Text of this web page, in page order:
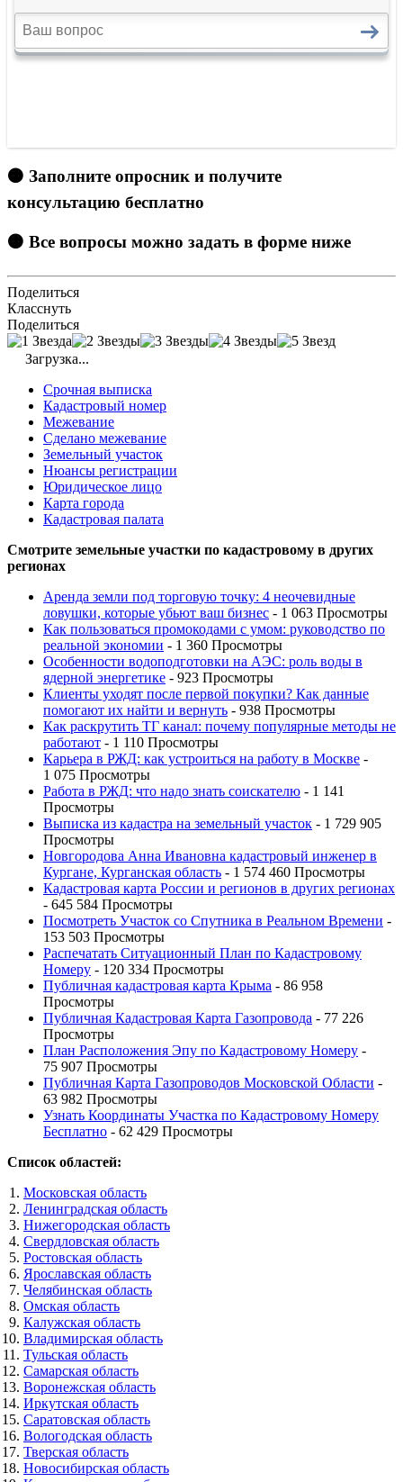
🟠 Заполните опросник и получите
консультацию бесплатно
🟠 Все вопросы можно задать в форме ниже
Поделиться
Класснуть
Поделиться
Загрузка...
Срочная выписка
Кадастровый номер
Межевание
Сделано межевание
Земельный участок
Нюансы регистрации
Юридическое лицо
Карта города
Кадастровая палата
Смотрите земельные участки по кадастровому в других
регионах
Аренда земли под торговую точку: 4 неочевидные
ловушки, которые убьют ваш бизнес - 1 063 Просмотры
Как пользоваться промокодами с умом: руководство по
реальной экономии - 1 360 Просмотры
Особенности водоподготовки на АЭС: роль воды в
ядерной энергетике - 923 Просмотры
Клиенты уходят после первой покупки? Как данные
помогают их найти и вернуть - 938 Просмотры
Как раскрутить ТГ канал: почему популярные методы не
работают - 1 110 Просмотры
Карьера в РЖД: как устроиться на работу в Москве -
1 075 Просмотры
Работа в РЖД: что надо знать соискателю - 1 141
Просмотры
Выписка из кадастра на земельный участок - 1 729 905
Просмотры
Новгородова Анна Ивановна кадастровый инженер в
Кургане, Курганская область - 1 574 460 Просмотры
Кадастровая карта России и регионов в других регионах
- 645 584 Просмотры
Посмотреть Участок со Спутника в Реальном Времени -
153 503 Просмотры
Распечатать Ситуационный План по Кадастровому
Номеру - 120 334 Просмотры
Публичная кадастровая карта Крыма - 86 958
Просмотры
Публичная Кадастровая Карта Газопровода - 77 226
Просмотры
План Расположения Эпу по Кадастровому Номеру -
75 907 Просмотры
Публичная Карта Газопроводов Московской Области -
63 982 Просмотры
Узнать Координаты Участка по Кадастровому Номеру
Бесплатно - 62 429 Просмотры
Список областей:
Московская область
Ленинградская область
Нижегородская область
Свердловская область
Ростовская область
Ярославская область
Челябинская область
Омская область
Калужская область
Владимирская область
Тульская область
Самарская область
Воронежская область
Иркутская область
Саратовская область
Вологодская область
Тверская область
Новосибирская область